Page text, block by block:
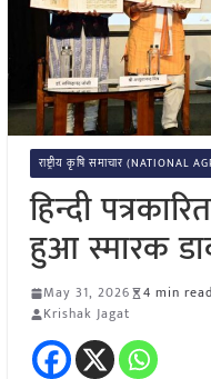
राष्ट्रीय कृषि समाचार (NATIONAL
हिन्दी
हुआ स्मारक
May 31, 2026 4 min read
Krishak Jagat